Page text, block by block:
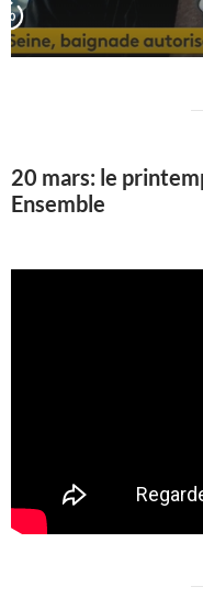
20 mars: le
Ensemble